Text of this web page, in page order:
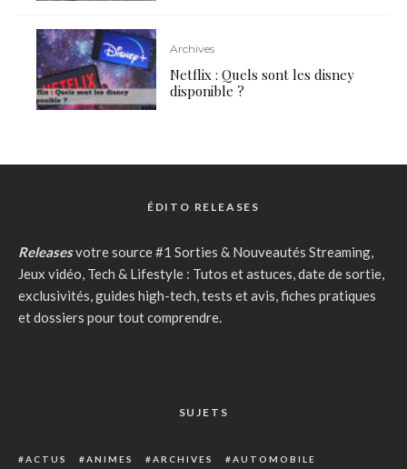
Archives
Netflix : Quels sont les disney
disponible ?
ÉDITO RELEASES
Releasesvotre source #1 Sorties & Nouveautés Streaming,
Jeux vidéo, Tech & Lifestyle : Tutos et astuces, date de sortie,
exclusivités, guides high-tech, tests et avis, fiches pratiques
et dossiers pour tout comprendre.
SUJETS
ACTUS ANIMES ARCHIVES
AUTOMOBILE